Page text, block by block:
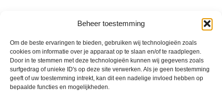
Beheer toestemming
Om de beste ervaringen te bieden, gebruiken wij technologieën zoals
cookies om informatie over je apparaat op te slaan en/of te raadplegen.
Door in te stemmen met deze technologieën kunnen wij gegevens zoals
surfgedrag of unieke ID's op deze site verwerken. Als je geen toestemming
geeft of uw toestemming intrekt, kan dit een nadelige invloed hebben op
bepaalde functies en mogelijkheden.
gekozen
op
de
productpagina
€ 18,95